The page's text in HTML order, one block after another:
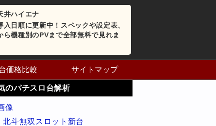
井ハイエナ
日順に更新中！スペックや設定表、
機種別のPVまで全部無料で見れま
価格比較 サイトマップ
のパチスロ台解析
北斗無双スロット新台